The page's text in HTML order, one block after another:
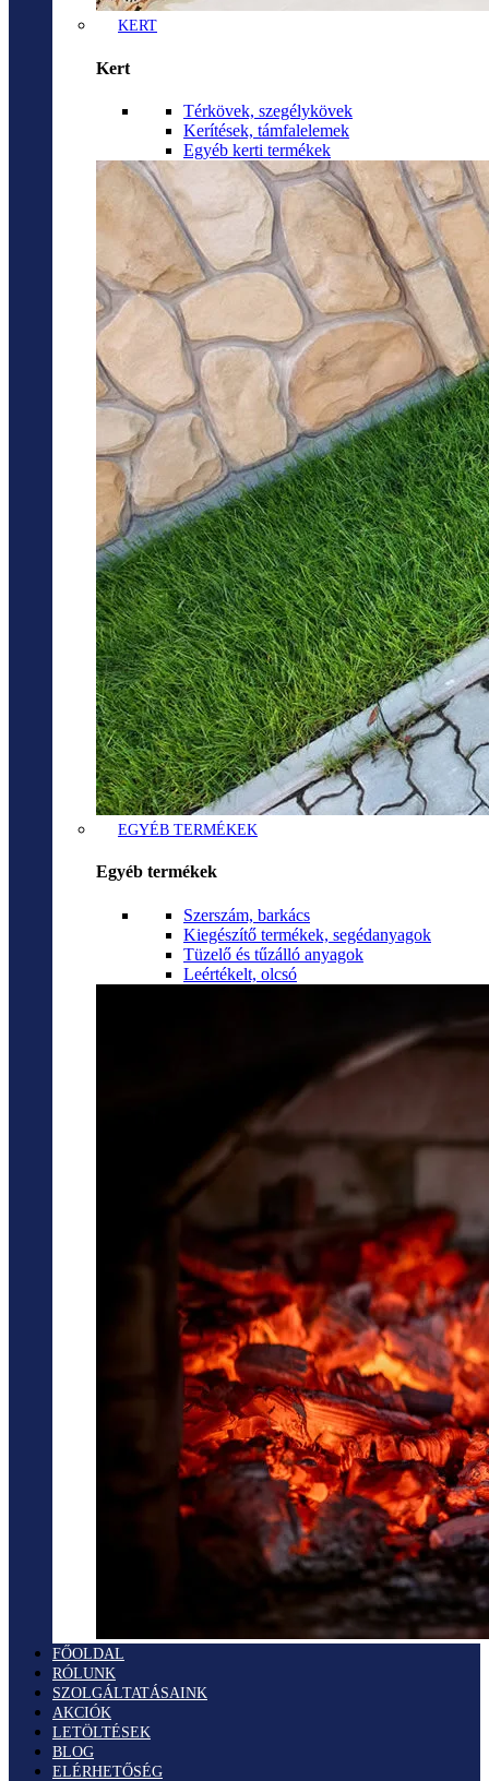
KERT
Kert
Térkövek, szegélykövek
Kerítések, támfalelemek
Egyéb kerti termékek
EGYÉB TERMÉKEK
Egyéb termékek
Szerszám, barkács
Kiegészítő termékek, segédanyagok
Tüzelő és tűzálló anyagok
Leértékelt, olcsó
FŐOLDAL
RÓLUNK
SZOLGÁLTATÁSAINK
AKCIÓK
LETÖLTÉSEK
BLOG
ELÉRHETŐSÉG